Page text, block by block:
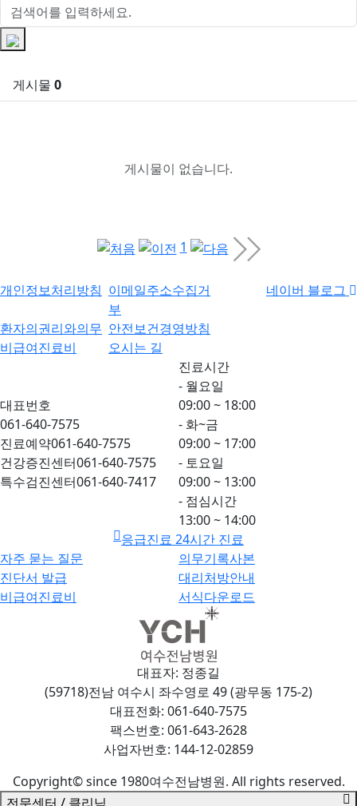
게시물 0
게시물이 없습니다.
1
개인정보처리방침 이메일주소수집거
부
환자의권리와의무 안전보건경영방침
비급여진료비
오시는 길
네이버 블로그
대표번호
061-640-7575
진료예약061-640-7575
건강증진센터061-640-7575
특수검진센터061-640-7417
진료시간
- 월요일
09:00 ~ 18:00
- 화~금
09:00 ~ 17:00
- 토요일
09:00 ~ 13:00
- 점심시간
13:00 ~ 14:00
응급진료 24시간 진료
자주 묻는 질문
의무기록사본
진단서 발급
대리처방안내
비급여진료비
서식다운로드
대표자: 정종길
(59718)전남 여수시 좌수영로 49 (광무동 175-2)
대표전화: 061-640-7575
팩스번호: 061-643-2628
사업자번호: 144-12-02859
Copyright© since 1980여수전남병원. All rights reserved.